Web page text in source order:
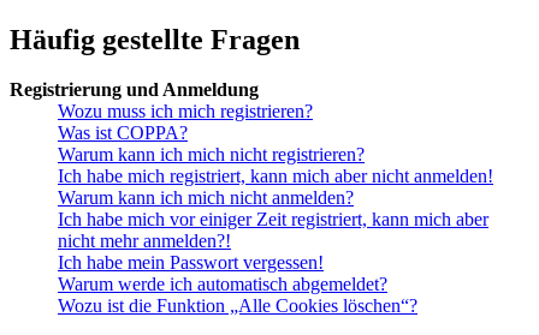
Häufig gestellte Fragen
Registrierung und Anmeldung
Wozu muss ich mich registrieren?
Was ist COPPA?
Warum kann ich mich nicht registrieren?
Ich habe mich registriert, kann mich aber nicht anmelden!
Warum kann ich mich nicht anmelden?
Ich habe mich vor einiger Zeit registriert, kann mich aber
nicht mehr anmelden?!
Ich habe mein Passwort vergessen!
Warum werde ich automatisch abgemeldet?
Wozu ist die Funktion „Alle Cookies löschen“?